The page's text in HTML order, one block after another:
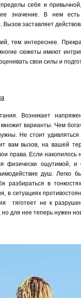
себя и
значение. В нем есть
Вызов заставляет
тем интереснее.
сюжеты имеют
свои силы и
Возникает
варианты. Чем
Не стоит
вам вызов, на вашей
права. Если
физически ощутимой,
душ. Легко
разбираться в
в ситуациях
тяготеет не к
для нее теперь нужен